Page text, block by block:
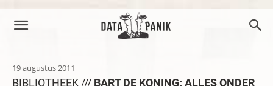
19 augustus 2011
BIBLIOTHEEK /// BART DE KONING: ALLES ONDER